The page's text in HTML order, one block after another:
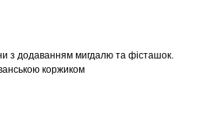
з додаванням мигдалю та фісташок.
коржиком